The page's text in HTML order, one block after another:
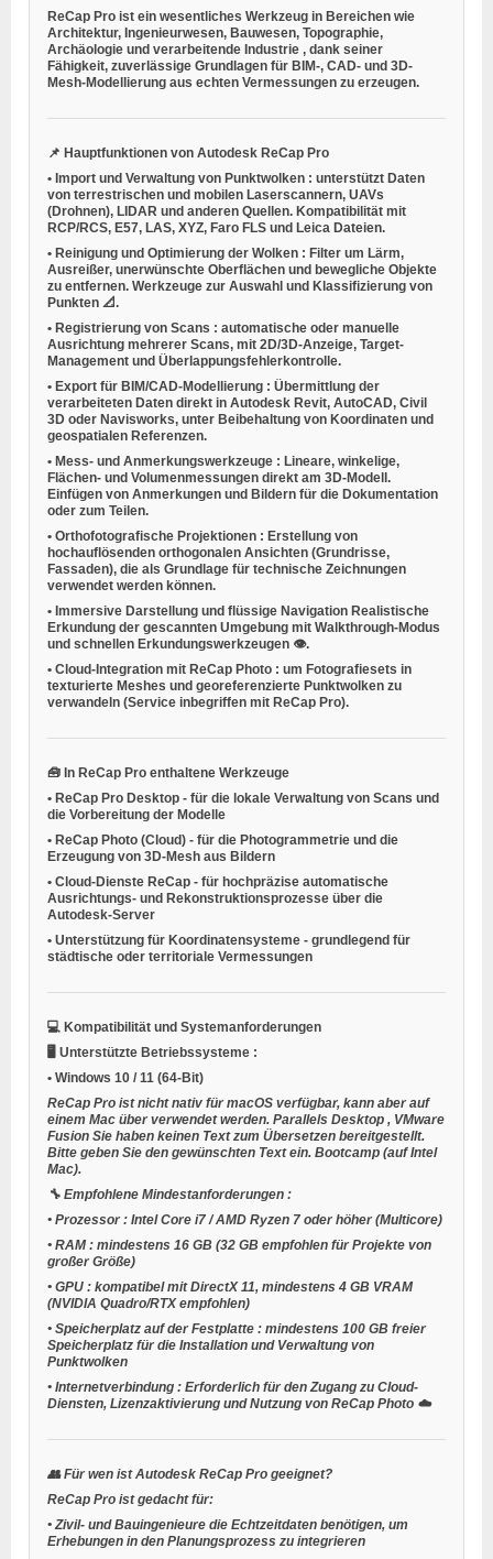
ReCap Pro ist ein wesentliches Werkzeug in Bereichen wie
Architektur, Ingenieurwesen, Bauwesen, Topographie,
Archäologie und verarbeitende Industrie , dank seiner
Fähigkeit, zuverlässige Grundlagen für BIM-, CAD- und 3D-
Mesh-Modellierung aus echten Vermessungen zu erzeugen.
📌 Hauptfunktionen von Autodesk ReCap Pro
• Import und Verwaltung von Punktwolken : unterstützt Daten
von terrestrischen und mobilen Laserscannern, UAVs
(Drohnen), LIDAR und anderen Quellen. Kompatibilität mit
RCP/RCS, E57, LAS, XYZ, Faro FLS und Leica Dateien.
• Reinigung und Optimierung der Wolken : Filter um Lärm,
Ausreißer, unerwünschte Oberflächen und bewegliche Objekte
zu entfernen. Werkzeuge zur Auswahl und Klassifizierung von
Punkten 📐.
• Registrierung von Scans : automatische oder manuelle
Ausrichtung mehrerer Scans, mit 2D/3D-Anzeige, Target-
Management und Überlappungsfehlerkontrolle.
• Export für BIM/CAD-Modellierung : Übermittlung der
verarbeiteten Daten direkt in Autodesk Revit, AutoCAD, Civil
3D oder Navisworks, unter Beibehaltung von Koordinaten und
geospatialen Referenzen.
• Mess- und Anmerkungswerkzeuge : Lineare, winkelige,
Flächen- und Volumenmessungen direkt am 3D-Modell.
Einfügen von Anmerkungen und Bildern für die Dokumentation
oder zum Teilen.
• Orthofotografische Projektionen : Erstellung von
hochauflösenden orthogonalen Ansichten (Grundrisse,
Fassaden), die als Grundlage für technische Zeichnungen
verwendet werden können.
• Immersive Darstellung und flüssige Navigation Realistische
Erkundung der gescannten Umgebung mit Walkthrough-Modus
und schnellen Erkundungswerkzeugen 👁️.
• Cloud-Integration mit ReCap Photo : um Fotografiesets in
texturierte Meshes und georeferenzierte Punktwolken zu
verwandeln (Service inbegriffen mit ReCap Pro).
🧰 In ReCap Pro enthaltene Werkzeuge
• ReCap Pro Desktop - für die lokale Verwaltung von Scans und
die Vorbereitung der Modelle
• ReCap Photo (Cloud) - für die Photogrammetrie und die
Erzeugung von 3D-Mesh aus Bildern
• Cloud-Dienste ReCap - für hochpräzise automatische
Ausrichtungs- und Rekonstruktionsprozesse über die
Autodesk-Server
• Unterstützung für Koordinatensysteme - grundlegend für
städtische oder territoriale Vermessungen
💻 Kompatibilität und Systemanforderungen
🖥️ Unterstützte Betriebssysteme :
• Windows 10 / 11 (64-Bit)
ReCap Pro ist nicht nativ für macOS verfügbar, kann aber auf
einem Mac über verwendet werden. Parallels Desktop , VMware
Fusion Sie haben keinen Text zum Übersetzen bereitgestellt.
Bitte geben Sie den gewünschten Text ein. Bootcamp (auf Intel
Mac).
🔧 Empfohlene Mindestanforderungen :
• Prozessor : Intel Core i7 / AMD Ryzen 7 oder höher (Multicore)
• RAM : mindestens 16 GB (32 GB empfohlen für Projekte von
großer Größe)
• GPU : kompatibel mit DirectX 11, mindestens 4 GB VRAM
(NVIDIA Quadro/RTX empfohlen)
• Speicherplatz auf der Festplatte : mindestens 100 GB freier
Speicherplatz für die Installation und Verwaltung von
Punktwolken
• Internetverbindung : Erforderlich für den Zugang zu Cloud-
Diensten, Lizenzaktivierung und Nutzung von ReCap Photo ☁️
👥Für wen ist Autodesk ReCap Pro geeignet?
ReCap Pro ist gedacht für:
• Zivil- und Bauingenieure die Echtzeitdaten benötigen, um
Erhebungen in den Planungsprozess zu integrieren